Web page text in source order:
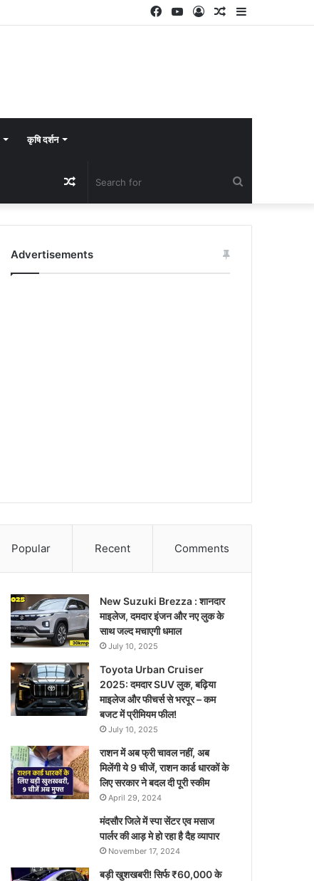
Sidebar
Random
Log
YouTube
Facebook
कृषि दर्शन
for
Random
Article
Advertisements
Popular Recent Comments
New Suzuki Brezza : शानदार
माइलेज, दमदार इंजन और नए लुक के
साथ जल्द मचाएगी धमाल
July 10, 2025
Toyota Urban Cruiser
2025: दमदार SUV लुक, बढ़िया
माइलेज और फीचर्स से भरपूर – कम
बजट में प्रीमियम फील!
July 10, 2025
राशन में अब फ्री चावल नहीं, अब
मिलेंगी ये 9 चीजें, राशन कार्ड धारकों के
लिए सरकार ने बदल दी पूरी स्कीम
April 29, 2024
मंदसौर जिले में स्पा सेंटर एव मसाज
पार्लर की आड़ मे हो रहा है दैह व्यापार
November 17, 2024
बड़ी खुशखबरी! सिर्फ ₹60,000 के